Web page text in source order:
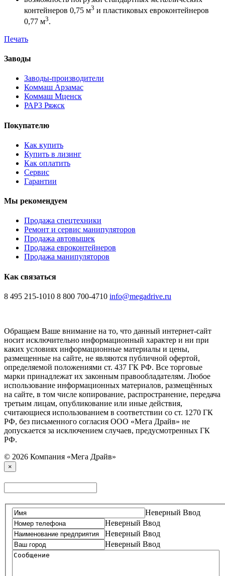
контейнеров 0,75 м3 и пластиковых евроконтейнеров
0,77 м3.
Печать
Заводы
Заводы-производители
Коммаш Арзамас
Коммаш Мценск
РАРЗ Ряжск
Покупателю
Как купить
Купить в лизинг
Как оплатить
Сервис
Гарантии
Мы рекомендуем
Продажа спецтехники
Ремонт и сервис манипуляторов
Продажа автовышек
Продажа евроконтейнеров
Продажа манипуляторов
Как связаться
8 495 215-1010 8 800 700-4710 info@megadrive.ru
Обращаем Ваше внимание на то, что данный интернет-сайт
носит исключительно информационный характер и ни при
каких условиях информационные материалы и цены,
размещенные на сайте, не являются публичной офертой,
определяемой положениями ст. 437 ГК РФ. Все торговые
марки принадлежат их законным правообладателям. Любое
использование информационных материалов, размещённых
на сайте, в том числе копирование, распространение, передача
третьим лицам, опубликование или иные действия,
считающиеся использованием в соответствии со ст. 1270 ГК
РФ, без письменного согласия ООО «Мега Драйв» не
допускается за исключением случаев, предусмотренных ГК
РФ.
© 2026 Компания «Мега Драйв»
×
Неверный Ввод
Неверный Ввод
Неверный Ввод
Неверный Ввод